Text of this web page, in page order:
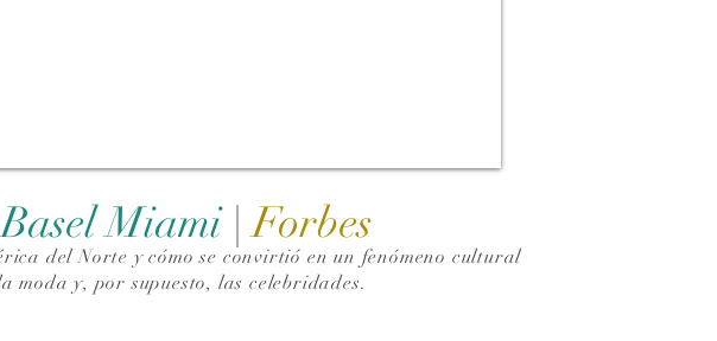
Miami |Forbes
del Norte y cómo se convirtió en un fenómeno cultural
y, por supuesto, las celebridades.